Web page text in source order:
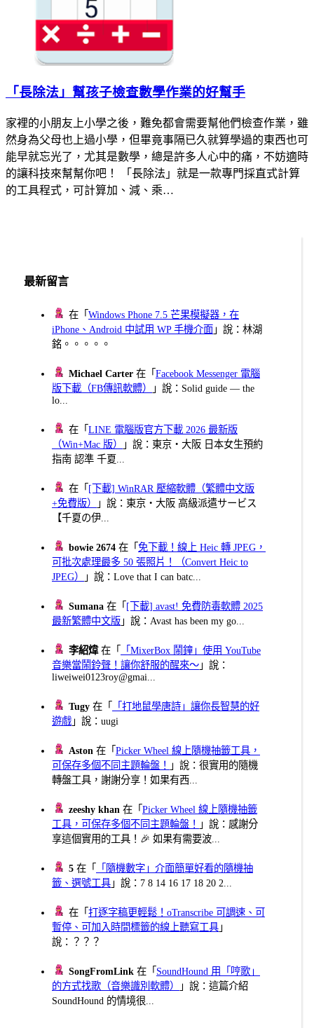
「長除法」幫孩子檢查數學作業的好幫手
家裡的小朋友上小學之後，難免都會需要幫他們檢查作業，雖
然身為父母也上過小學，但畢竟事隔已久就算學過的東西也可
能早就忘光了，尤其是數學，總是許多人心中的痛，不妨適時
的讓科技來幫幫你吧！ 「長除法」就是一款專門採直式計算
的工具程式，可計算加、減、乘…
最新留言
在「Windows Phone 7.5 芒果模擬器，在
iPhone、Android 中試用 WP 手機介面 」說：林湖
銘。。。。。
Michael Carter 在「Facebook Messenger 電腦
版下載（FB傳訊軟體）
」說：Solid guide — the
lo...
在「LINE 電腦版官方下載 2026 最新版
（Win+Mac 版）
」說：東京・大阪 日本女生預約
指南 認準 千夏...
在「 [下載] WinRAR 壓縮軟體（繁體中文版
+免費版）
」說：東京・大阪 高級派遣サービス
【千夏の伊...
bowie 2674 在「免下載！線上 Heic 轉 JPEG，
可批次處理最多 50 張照片！（Convert Heic to
JPEG）
」說：Love that I can batc...
Sumana 在「 [下載] avast! 免費防毒軟體 2025
最新繁體中文版 」說：Avast has been my go...
李紹煒在「
「MixerBox 鬧鐘」使用 YouTube
音樂當鬧鈴聲！讓你舒服的醒來～ 」說：
liweiwei0123roy@gmai...
Tugy 在「
「打地鼠學唐詩」讓你長智慧的好
遊戲 」說：uugi
Aston 在「Picker Wheel 線上隨機抽籤工具，
可保存多個不同主題輪盤！
」說：很實用的隨機
轉盤工具，謝謝分享！如果有西...
zeeshy khan 在「Picker Wheel 線上隨機抽籤
工具，可保存多個不同主題輪盤！
」說：感謝分
享這個實用的工具！🎉 如果有需要波...
5 在「
「隨機數字」介面簡單好看的隨機抽
籤、選號工具 」說：7 8 14 16 17 18 20 2...
在「打逐字稿更輕鬆！oTranscribe 可調速、可
暫停、可加入時間標籤的線上聽寫工具 」
說：？？？
SongFromLink 在「 SoundHound 用「哼歌」
的方式找歌（音樂識別軟體）
」說：這篇介紹
SoundHound 的情境很...